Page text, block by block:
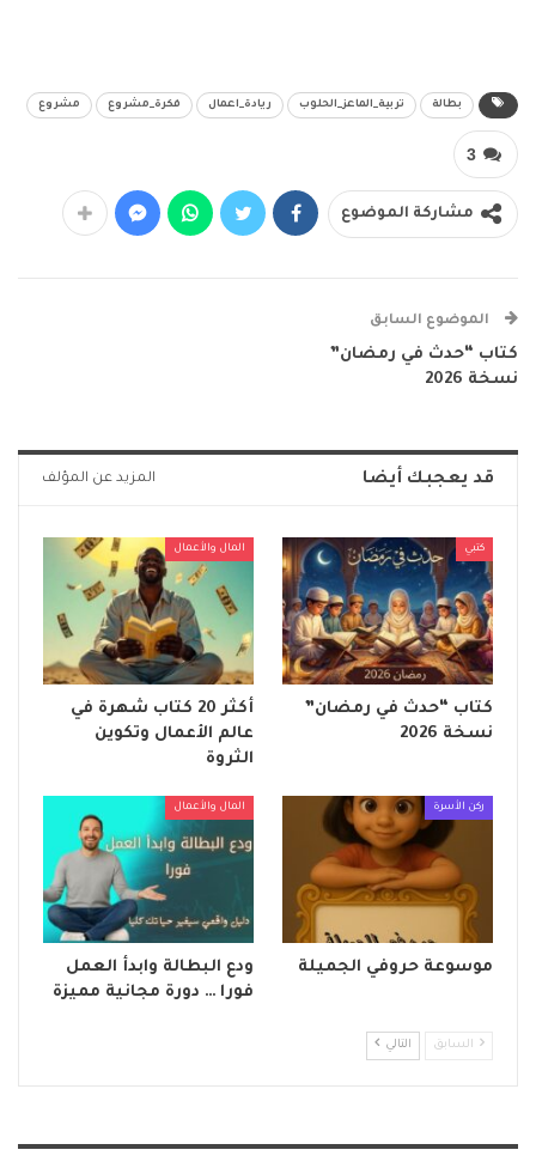
بطالة تربية_الماعز_الحلوب ريادة_اعمال فكرة_مشروع مشروع
3
مشاركة الموضوع
الموضوع السابق
كتاب “حدث في رمضان”
نسخة 2026
قد يعجبك أيضا المزيد عن المؤلف
كتبي
كتاب “حدث في رمضان”
نسخة 2026
المال والأعمال
أكثر 20 كتاب شهرة في
عالم الأعمال وتكوين
الثروة
ركن الأسرة
موسوعة حروفي الجميلة
المال والأعمال
ودع البطالة وابدأ العمل
فورا … دورة مجانية مميزة
السابق التالي